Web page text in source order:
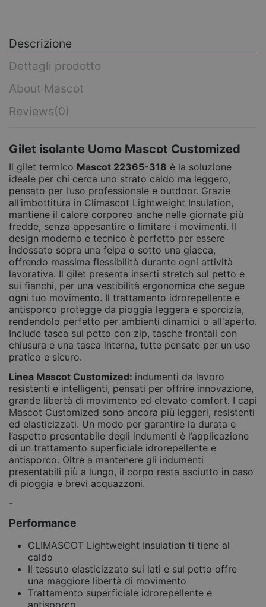
Descrizione
Dettagli prodotto
About Mascot
Reviews(0)
Gilet isolante Uomo Mascot Customized
Il gilet termico Mascot 22365-318 è la soluzione
ideale per chi cerca uno strato caldo ma leggero,
pensato per l’uso professionale e outdoor. Grazie
all’imbottitura in Climascot Lightweight Insulation,
mantiene il calore corporeo anche nelle giornate più
fredde, senza appesantire o limitare i movimenti. Il
design moderno e tecnico è perfetto per essere
indossato sopra una felpa o sotto una giacca,
offrendo massima flessibilità durante ogni attività
lavorativa. Il gilet presenta inserti stretch sul petto e
sui fianchi, per una vestibilità ergonomica che segue
ogni tuo movimento. Il trattamento idrorepellente e
antisporco protegge da pioggia leggera e sporcizia,
rendendolo perfetto per ambienti dinamici o all'aperto.
Include tasca sul petto con zip, tasche frontali con
chiusura e una tasca interna, tutte pensate per un uso
pratico e sicuro.
Linea Mascot Customized: indumenti da lavoro
resistenti e intelligenti, pensati per offrire innovazione,
grande libertà di movimento ed elevato comfort. I capi
Mascot Customized sono ancora più leggeri, resistenti
ed elasticizzati. Un modo per garantire la durata e
l’aspetto presentabile degli indumenti è l’applicazione
di un trattamento superficiale idrorepellente e
antisporco. Oltre a mantenere gli indumenti
presentabili più a lungo, il corpo resta asciutto in caso
di pioggia e brevi acquazzoni.
-
Performance
CLIMASCOT Lightweight Insulation ti tiene al
caldo
Il tessuto elasticizzato sui lati e sul petto offre
una maggiore libertà di movimento
Trattamento superficiale idrorepellente e